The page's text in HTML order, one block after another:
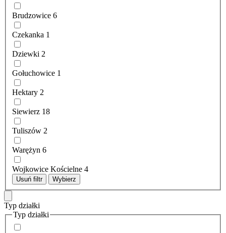
Brudzowice 6
Czekanka 1
Dziewki 2
Gołuchowice 1
Hektary 2
Siewierz 18
Tuliszów 2
Warężyn 6
Wojkowice Kościelne 4
Usuń filtr Wybierz
Typ działki
Typ działki